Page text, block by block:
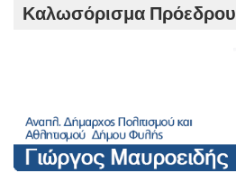
Καλωσόρισμα Πρόεδρου